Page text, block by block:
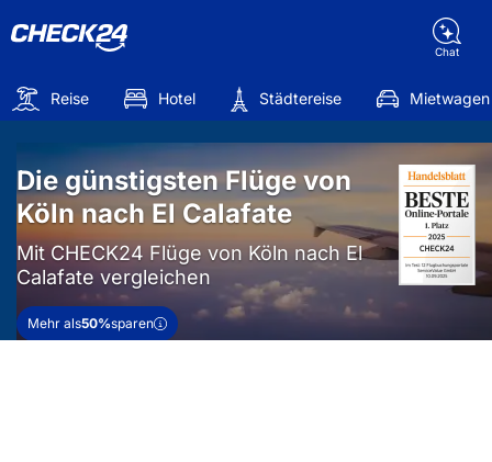
Chat
Reise Hotel Städtereise Mietwagen
Die günstigsten Flüge von
Köln nach El Calafate
Mit CHECK24 Flüge von Köln nach El
Calafate vergleichen
Mehr als50%sparen